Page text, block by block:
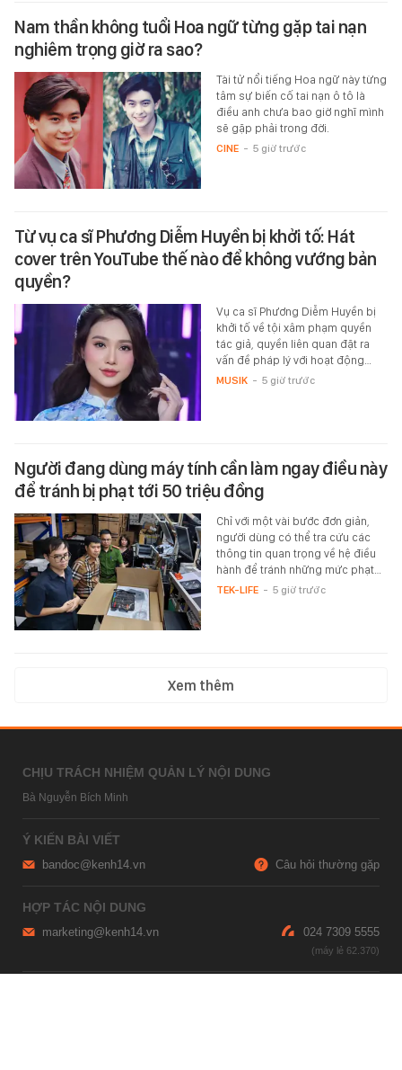
Nam thần không tuổi Hoa ngữ từng gặp tai nạn
nghiêm trọng giờ ra sao?
Tài tử nổi tiếng Hoa ngữ này từng
tâm sự biến cố tai nạn ô tô là
điều anh chưa bao giờ nghĩ mình
sẽ gặp phải trong đời.
CINE - 5 giờ trước
Từ vụ ca sĩ Phương Diễm Huyền bị khởi tố: Hát
cover trên YouTube thế nào để không vướng bản
quyền?
Vụ ca sĩ Phương Diễm Huyền bị
khởi tố về tội xâm phạm quyền
tác giả, quyền liên quan đặt ra
vấn đề pháp lý với hoạt động…
MUSIK - 5 giờ trước
Người đang dùng máy tính cần làm ngay điều này
để tránh bị phạt tới 50 triệu đồng
Chỉ với một vài bước đơn giản,
người dùng có thể tra cứu các
thông tin quan trọng về hệ điều
hành để tránh những mức phạt…
TEK-LIFE - 5 giờ trước
Xem thêm
CHỊU TRÁCH NHIỆM QUẢN LÝ NỘI DUNG
Bà Nguyễn Bích Minh
Ý KIẾN BÀI VIẾT
bandoc@kenh14.vn Câu hỏi thường gặp
HỢP TÁC NỘI DUNG
marketing@kenh14.vn 024 7309 5555